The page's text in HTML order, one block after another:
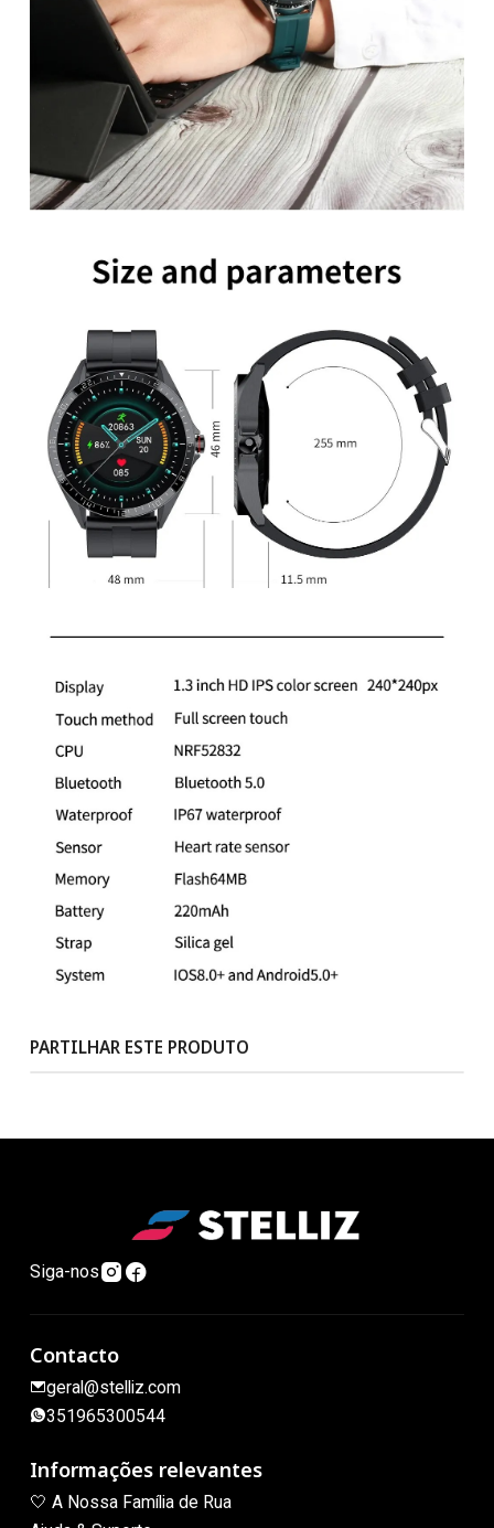
PARTILHAR ESTE PRODUTO
Siga-nos
Contacto
geral@stelliz.com
351965300544
Informações relevantes
🤍 A Nossa Família de Rua